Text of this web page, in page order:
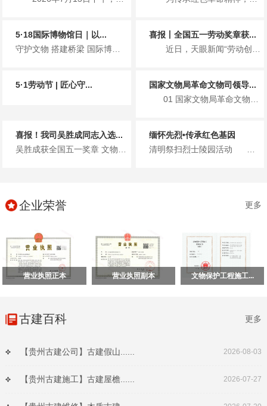
5·18国际博物馆日｜以...
守护文物 搭建桥梁 国际博物馆日主题宣传 2026年5月18日...
喜报丨全国五一劳动奖章获...
近日，天眼新闻“劳动创造幸福 奋斗赢得未来”专栏重磅报道了全国五一...
5·1劳动节 | 匠心守...
国家文物局革命文物司领导...
01 国家文物局革命文物司领导一行莅临遵义会议会址保护修缮项目检查指导工作 ...
喜报！我司吴胜成同志入选...
吴胜成获全国五一奖章 文物修复工匠典范 贵州保利文物古建有限公...
缅怀先烈•传承红色基因
清明祭扫烈士陵园活动 清明将至，保利文物党支部联合多方党支部开展主题党日活...
企业荣誉 更多
营业执照正本 营业执照副本 文物保护工程施工...
古建百科 更多
【贵州古建公司】古建假山...... 2026-08-03
【贵州古建施工】古建屋檐...... 2026-07-27